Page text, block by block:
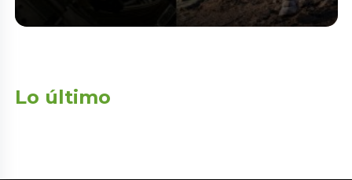
Lo último